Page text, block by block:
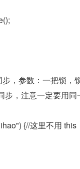
，参数：一把锁，
，注意一定要用同
{//这里不用 this